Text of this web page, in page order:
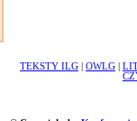
TEKSTY ILG OWLG